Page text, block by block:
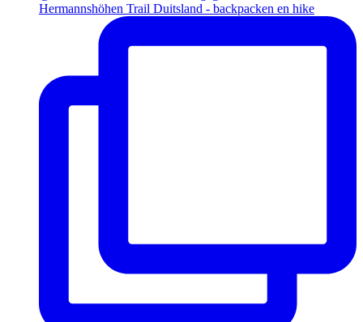
Hermannshöhen Trail Duitsland - backpacken en hike